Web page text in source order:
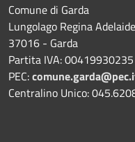
Comune di Garda
Lungolago Regina
37016 - Garda
Partita IVA: 00419930235
PEC:
Centralino Unico: